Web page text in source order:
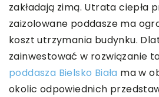
zakładają zimą. Utrata ciepła
zaizolowane poddasze ma
koszt utrzymania budynku.
zainwestować w rozwiązanie
poddasza Bielsko Biała ma w
okolic odpowiednich